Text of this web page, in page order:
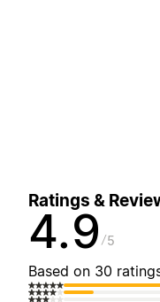
Ratings &
4.9 5
Based on 30